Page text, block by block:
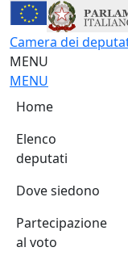
Deputati,
Salta al contenuto
Salta al menu di
Camera dei
MENU
Chiudi
MENU
Home
Elenco
deputati
Dove siedono
Partecipazione
al voto
Fine pagina
Salta al contenuto
Salta al menu di
Vai a inizio pagina